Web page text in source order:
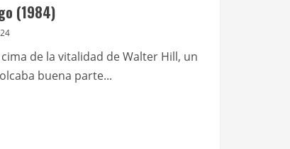
(1984)
de la vitalidad de Walter Hill, un
buena parte...